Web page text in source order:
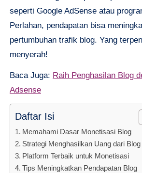
seperti Google AdSense atau
Perlahan, pendapatan bisa
pertumbuhan trafik blog. Yang
menyerah!
Baca Juga: Raih Penghasilan Blog
Adsense
Daftar Isi
Memahami Dasar Monetisasi Blog
Strategi Menghasilkan Uang dari Blog
Platform Terbaik untuk Monetisasi
Tips Meningkatkan Pendapatan Blog